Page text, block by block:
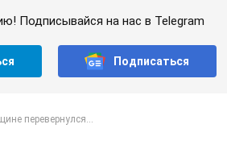
Подписывайся на нас в Telegram
Подписаться
перевернулся...